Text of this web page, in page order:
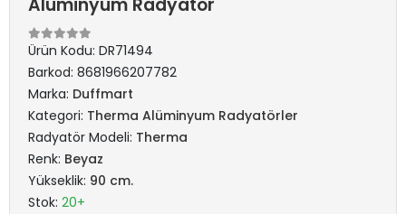
Alüminyum Radyatör
Ürün Kodu: DR71494
Barkod: 8681966207782
Marka: Duffmart
Kategori: Therma Alüminyum Radyatörler
Radyatör Modeli: Therma
Renk: Beyaz
Yükseklik: 90 cm.
Stok: 20+